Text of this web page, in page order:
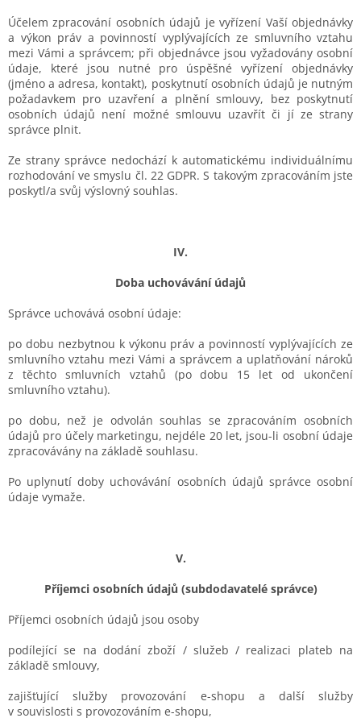
Účelem zpracování osobních údajů jevyřízení Vaší objednávky
a výkon práv a povinností vyplývajících ze smluvního vztahu
mezi Vámi a správcem; při objednávce jsou vyžadovány osobní
údaje, které jsou nutné pro úspěšné vyřízení objednávky
(jméno a adresa, kontakt), poskytnutí osobních údajů je nutným
požadavkem pro uzavření a plnění smlouvy, bez poskytnutí
osobních údajů není možné smlouvu uzavřít či jí ze strany
správce plnit.
Ze strany správce nedochází k automatickému individuálnímu
rozhodování ve smyslu čl. 22 GDPR. S takovým zpracováním jste
poskytl/a svůj výslovný souhlas.
IV.
Doba uchovávání údajů
Správce uchovává osobní údaje:
po dobu nezbytnou k výkonu práv a povinností vyplývajících ze
smluvního vztahu mezi Vámi a správcem a uplatňování nároků
z těchto smluvních vztahů (po dobu 15 let od ukončení
smluvního vztahu).
po dobu, než je odvolán souhlas se zpracováním osobních
údajů pro účely marketingu, nejdéle 20let, jsou-li osobní údaje
zpracovávány na základě souhlasu.
Po uplynutí doby uchovávání osobních údajů správce osobní
údaje vymaže.
V.
Příjemci osobních údajů (subdodavatelé správce)
Příjemci osobních údajů jsou osoby
podílející se na dodání zboží / služeb / realizaci plateb na
základě smlouvy,
zajišťující služby provozování e-shopu a další služby
v souvislosti s provozováním e-shopu,